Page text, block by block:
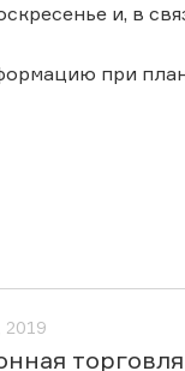
и, в
при
2019